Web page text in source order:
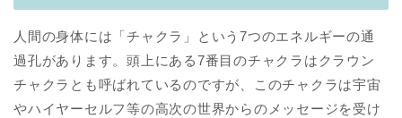
人間の身体には「チャクラ」という7つのエネルギーの通
過孔があります。頭上にある7番目のチャクラはクラウン
チャクラとも呼ばれているのですが、このチャクラは宇宙
やハイヤーセルフ等の高次の世界からのメッセージを受け